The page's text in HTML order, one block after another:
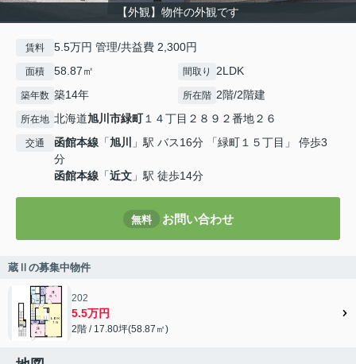
【外観】物件の外観です
賃料 5.5万円 管理/共益費 2,300円
面積 58.87㎡ 間取り 2LDK
築年数 築14年 所在階 2階/2階建
所在地 北海道旭川市緑町１４丁目２８９２番地２６
交通 函館本線 「旭川
」駅 バス16分 「緑町１５丁目」 停歩3
分
函館本線 「近文 」駅 徒歩14分
無料 お問い合わせ
蔵Ⅱの募集中物件
202
5.5万円
2階 / 17.80坪(58.87㎡)